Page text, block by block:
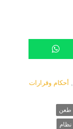
, أحكام وقرارات
طعن
نظام